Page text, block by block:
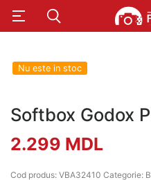
Nu este in stoc
Softbox Godox
2.299 MDL
Cod produs: VBA32410 Categorie: